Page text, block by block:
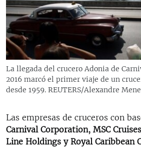
ESPECIALES
ESPECIALES
LA REALIDAD DE LA VIVIENDA EN
KENTU-CUBANO
DESINFORMACIÓN RUSA EN
LA INVASIÓN DE RUSIA A UCRANIA
MULTIMEDIA
EDITORIALES
SÍGUENOS
La llegada del crucero Adonia de
2016 marcó el primer viaje de un
desde 1959. REUTERS/Alexandre
Las empresas de cruceros con
Carnival Corporation, MSC
Line Holdings y Royal Caribbean